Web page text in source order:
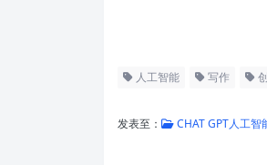
人工智能 写作
发表至： CHAT GPT人工智